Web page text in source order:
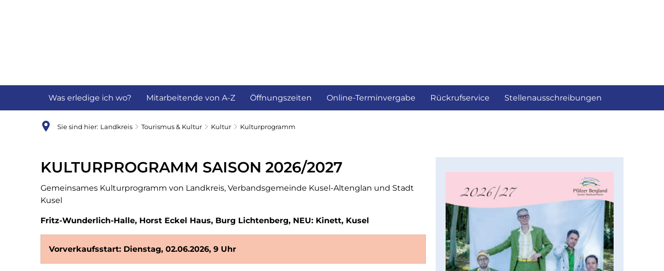
Was erledige ich wo? Mitarbeitende von A-Z Öffnungszeiten Online-Terminvergabe Rückrufservice Stellenausschreibungen
Sie sind hier: Landkreis Tourismus & Kultur Kultur Kulturprogramm
Kulturprogramm
KULTURPROGRAMM SAISON 2026/2027
Gemeinsames Kulturprogramm von Landkreis, Verbandsgemeinde Kusel-Altenglan und Stadt
Kusel
Fritz-Wunderlich-Halle, Horst Eckel Haus, Burg Lichtenberg, NEU: Kinett, Kusel
Vorverkaufsstart: Dienstag, 02.06.2026, 9 Uhr